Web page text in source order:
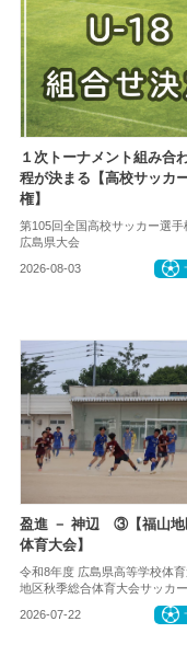
１次トーナメント組み合
程が決まる【高校サッカ
権】
第105回全国高校サッカー選
広島県大会
2026-08-03
盈進 － 神辺 ③【福山地
体育大会】
令和8年度 広島県高等学校体
地区秋季総合体育大会サッカ
2026-07-22